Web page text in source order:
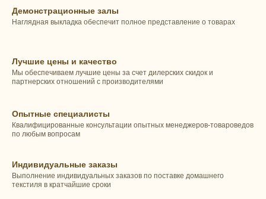
Демонстрационные залы
Наглядная выкладка обеспечит полное представление о товарах
Лучшие цены и качество
Мы обеспечиваем лучшие цены за счет дилерских скидок и
партнерских отношений с производителями
Опытные специалисты
Квалифицированные консультации опытных менеджеров-товароведов
по любым вопросам
Индивидуальные заказы
Выполнение индивидуальных заказов по поставке домашнего
текстиля в кратчайшие сроки